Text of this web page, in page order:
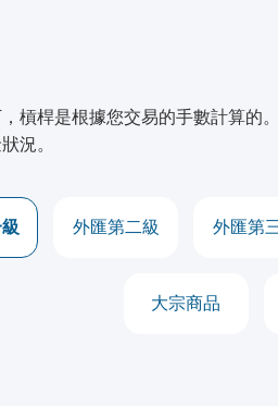
槓桿是根據您交易的手數計算的
況。
外匯第二級 外匯第
大宗商品